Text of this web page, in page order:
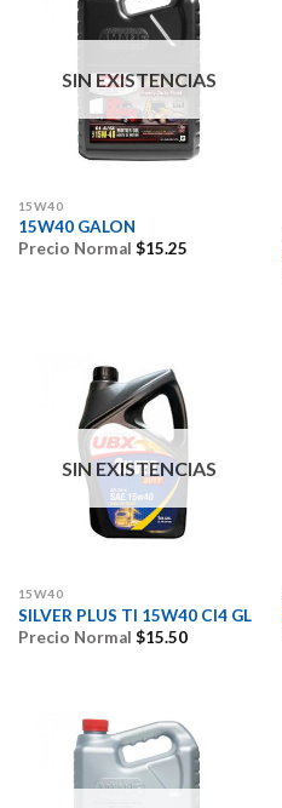
SIN EXISTENCIAS
15W40
15W40 GALON
Precio Normal $15.25
SIN EXISTENCIAS
15W40
SILVER PLUS TI 15W40 CI4 GL
Precio Normal $15.50